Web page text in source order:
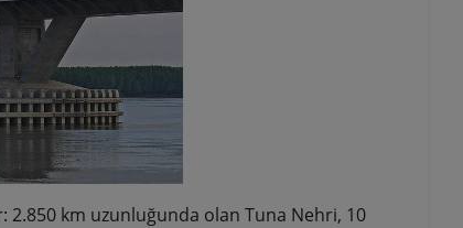
2.850 km uzunluğunda olan Tuna Nehri, 10